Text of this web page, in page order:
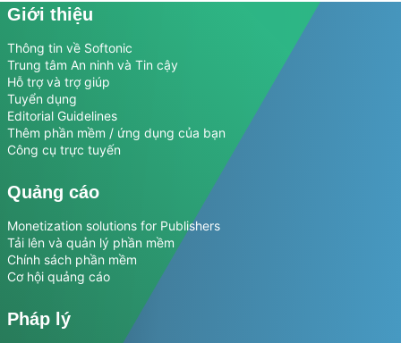
Giới thiệu
Thông tin về Softonic
Trung tâm An ninh và Tin cậy
Hỗ trợ và trợ giúp
Tuyển dụng
Editorial Guidelines
Thêm phần mềm / ứng dụng của bạn
Công cụ trực tuyến
Quảng cáo
Monetization solutions for Publishers
Tải lên và quản lý phần mềm
Chính sách phần mềm
Cơ hội quảng cáo
Pháp lý